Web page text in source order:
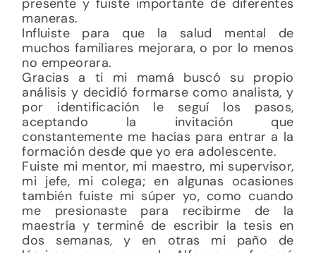
presente y fuiste importante de diferentes
maneras.
Influiste para que la salud mental de
muchos familiares mejorara, o por lo menos
no empeorara.
Gracias a ti mi mamá buscó su propio
análisis y decidió formarse como analista, y
por identificación le seguí los pasos,
aceptando la invitación que
constantemente me hacías para entrar a la
formación desde que yo era adolescente.
Fuiste mi mentor, mi maestro, mi supervisor,
mi jefe, mi colega; en algunas ocasiones
también fuiste mi súper yo, como cuando
me presionaste para recibirme de la
maestría y terminé de escribir la tesis en
dos semanas, y en otras mi paño de